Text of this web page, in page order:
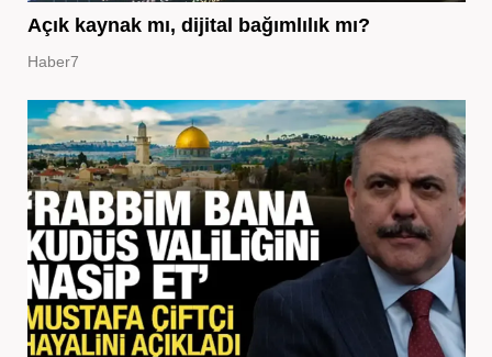
Açık kaynak mı, dijital bağımlılık mı?
Haber7